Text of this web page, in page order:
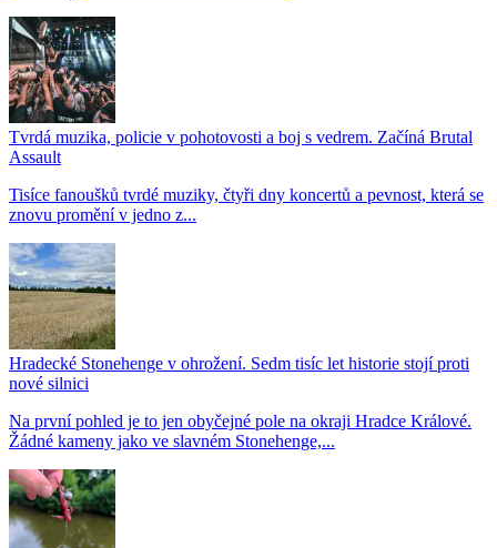
Tvrdá muzika, policie v pohotovosti a boj s vedrem. Začíná Brutal
Assault
Tisíce fanoušků tvrdé muziky, čtyři dny koncertů a pevnost, která se
znovu promění v jedno z...
Hradecké Stonehenge v ohrožení. Sedm tisíc let historie stojí proti
nové silnici
Na první pohled je to jen obyčejné pole na okraji Hradce Králové.
Žádné kameny jako ve slavném Stonehenge,...